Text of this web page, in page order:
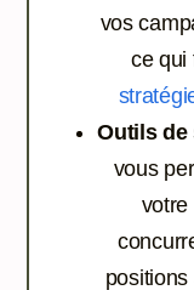
vos
ce qui
Outils de
vous
votre
positions